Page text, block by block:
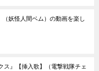
（妖怪人間ベム）の動画を楽し
ス』【挿入歌】（電撃戦隊チェ